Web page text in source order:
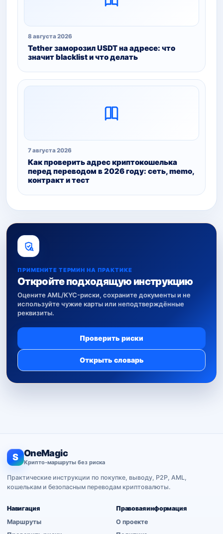
8 августа 2026
Tether заморозил USDT на адресе: что
значит blacklist и что делать
7 августа 2026
Как проверить адрес криптокошелька
перед переводом в 2026 году: сеть, memo,
контракт и тест
ПРИМЕНИТЕ ТЕРМИН НА ПРАКТИКЕ
Откройте подходящую инструкцию
Оцените AML/KYC-риски, сохраните документы и не
используйте чужие карты или неподтверждённые
реквизиты.
Проверить риски
Открыть словарь
S OneMagic
Крипто-маршруты без риска
Практические инструкции по покупке, выводу, P2P, AML,
кошелькам и безопасным переводам криптовалюты.
Навигация
Маршруты
Правовая информация
О проекте